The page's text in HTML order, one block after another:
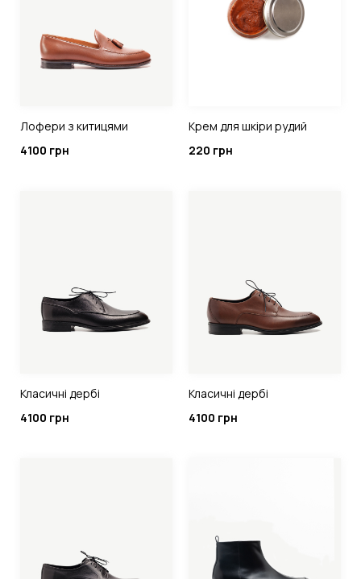
Лофери з китицями
4100 грн
Крем для шкіри рудий
220 грн
Класичні дербі
4100 грн
Класичні дербі
4100 грн